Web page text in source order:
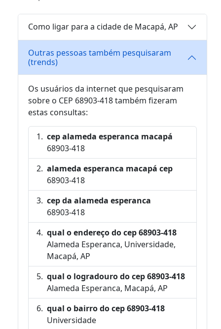
Como ligar para a cidade de Macapá, AP
Outras pessoas também pesquisaram
(trends)
Os usuários da internet que pesquisaram
sobre o CEP 68903-418 também fizeram
estas consultas:
cep alameda esperanca macapá
68903-418
alameda esperanca macapá cep
68903-418
cep da alameda esperanca
68903-418
qual o endereço do cep 68903-418
Alameda Esperanca, Universidade,
Macapá, AP
qual o logradouro do cep 68903-418
Alameda Esperanca, Macapá, AP
qual o bairro do cep 68903-418
Universidade